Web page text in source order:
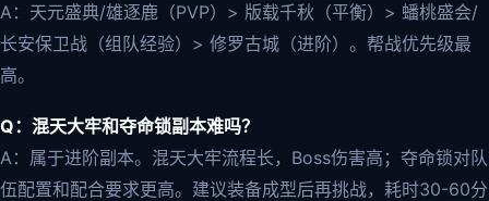
A：天元盛典/雄逐鹿（PVP）> 版载千秋（平衡）> 蟠桃盛会/
长安保卫战（组队经验）> 修罗古城（进阶）。帮战优先级最
高。
Q：混天大牢和夺命锁副本难吗？
A：属于进阶副本。混天大牢流程长，Boss伤害高；夺命锁对队
伍配置和配合要求更高。建议装备成型后再挑战，耗时30-60分